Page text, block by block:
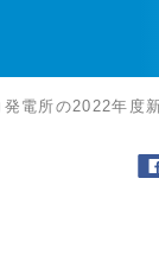
電所の2022年度